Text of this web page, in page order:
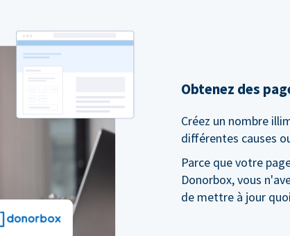
Obtenez des
Créez un nombre
différentes causes
Parce que votre
Donorbox, vous
de mettre à jour